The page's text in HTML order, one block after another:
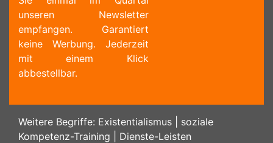
unseren Newsletter
empfangen. Garantiert
keine Werbung. Jederzeit
mit einem Klick
abbestellbar.
Weitere Begriffe: Existentialismus
soziale
Kompetenz-Training
Dienste-Leisten